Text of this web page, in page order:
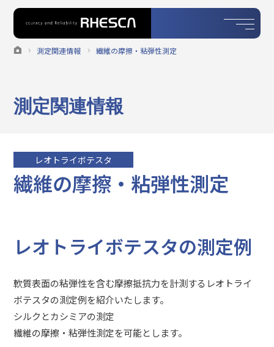
測定関連情報 繊維の摩擦・粘弾性測定
測定関連情報
レオトライボテスタ
繊維の摩擦・粘弾性測定
レオトライボテスタの測定例
軟質表面の粘弾性を含む摩擦抵抗力を計測するレオトライ
ボテスタの測定例を紹介いたします。
シルクとカシミアの測定
繊維の摩擦・粘弾性測定を可能とします。